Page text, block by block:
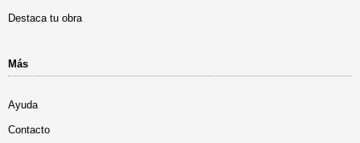
Destaca tu obra
Más
Ayuda
Contacto